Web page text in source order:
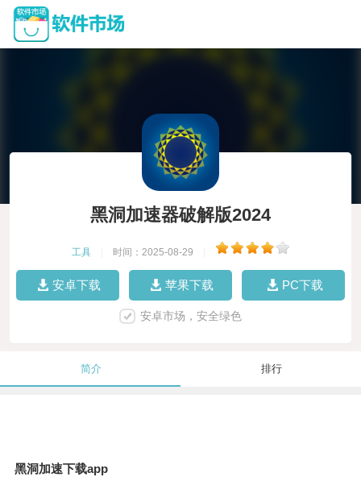
黑洞加速器破解版2024
工具 时间：2025-08-29
安卓下载 苹果下载 PC下载
安卓市场，安全绿色
简介 排行
黑洞加速下载app